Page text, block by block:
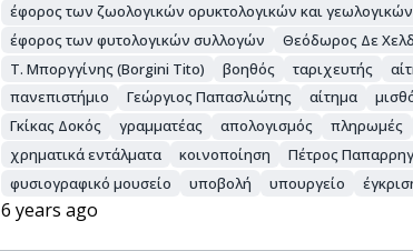
έφορος των ζωολογικών ορυκτολογικών και
έφορος των φυτολογικών συλλογών
Θεόδωρος Δε
Τ. Μποργγίνης (Borgini Tito)
βοηθός ταριχευτής
πανεπιστήμιο
Γεώργιος Παπασλιώτης αίτημα
Γκίκας Δοκός
γραμματέας απολογισμός πληρωμές
χρηματικά εντάλματα
κοινοποίηση Πέτρος
φυσιογραφικό μουσείο
υποβολή υπουργείο
6 years ago